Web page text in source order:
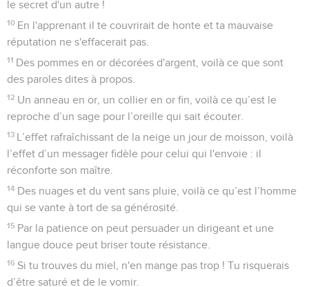
le secret d'un autre !
10 En l'apprenant il te couvrirait de honte et ta mauvaise
réputation ne s'effacerait pas.
11 Des pommes en or décorées d'argent, voilà ce que sont
des paroles dites à propos.
12 Un anneau en or, un collier en or fin, voilà ce qu’est le
reproche d’un sage pour l’oreille qui sait écouter.
13 L’effet rafraîchissant de la neige un jour de moisson, voilà
l’effet d’un messager fidèle pour celui qui l'envoie : il
réconforte son maître.
14 Des nuages et du vent sans pluie, voilà ce qu’est l’homme
qui se vante à tort de sa générosité.
15 Par la patience on peut persuader un dirigeant et une
langue douce peut briser toute résistance.
16 Si tu trouves du miel, n'en mange pas trop ! Tu risquerais
d’être saturé et de le vomir.